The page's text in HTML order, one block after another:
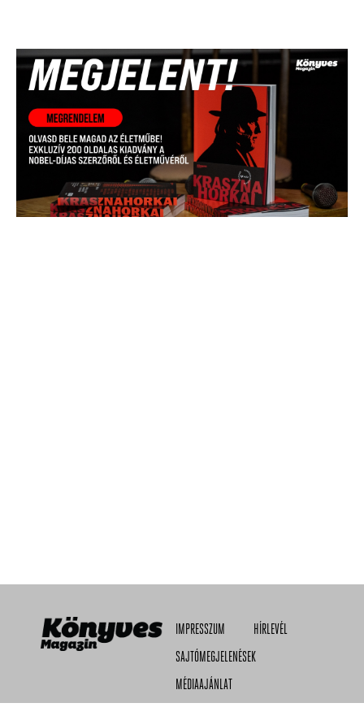
IMPRESSZUM
HÍRLEVÉL
SAJTÓMEGJELENÉSEK
MÉDIAAJÁNLAT